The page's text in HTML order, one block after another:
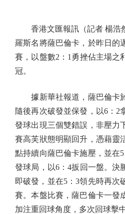
香港文匯報訊（記者 楊浩
羅斯名將薩巴倫卡，於昨日的
賽，以盤數2：1勇挫佔主場之
冠。
據新華社報道，薩巴倫卡於
隨後再次破發並保發，以6：2
發球出現三個雙錯誤，非壓力
賽高芙狀態明顯回升，憑藉靈
點持續向薩巴倫卡施壓，並在
發球局，以6：4扳回一盤。決
即破發，並在5：3領先時再次
賽。本盤比賽，薩巴倫卡一發
加注重回球角度，多次回球擊